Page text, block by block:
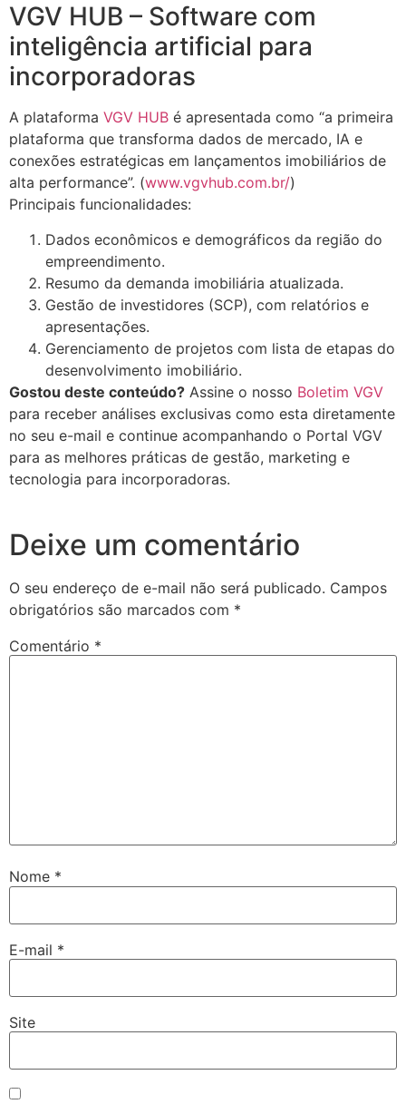
VGV HUB – Software com
inteligência artificial para
incorporadoras
A plataforma VGV HUB é apresentada como “a primeira
plataforma que transforma dados de mercado, IA e
conexões estratégicas em lançamentos imobiliários de
alta performance”. (www.vgvhub.com.br/)
Principais funcionalidades:
Dados econômicos e demográficos da região do
empreendimento.
Resumo da demanda imobiliária atualizada.
Gestão de investidores (SCP), com relatórios e
apresentações.
Gerenciamento de projetos com lista de etapas do
desenvolvimento imobiliário.
Gostou deste conteúdo? Assine o nosso Boletim VGV
para receber análises exclusivas como esta diretamente
no seu e-mail e continue acompanhando o Portal VGV
para as melhores práticas de gestão, marketing e
tecnologia para incorporadoras.
Deixe um comentário
O seu endereço de e-mail não será publicado. Campos
obrigatórios são marcados com *
Comentário *
Nome *
E-mail *
Site